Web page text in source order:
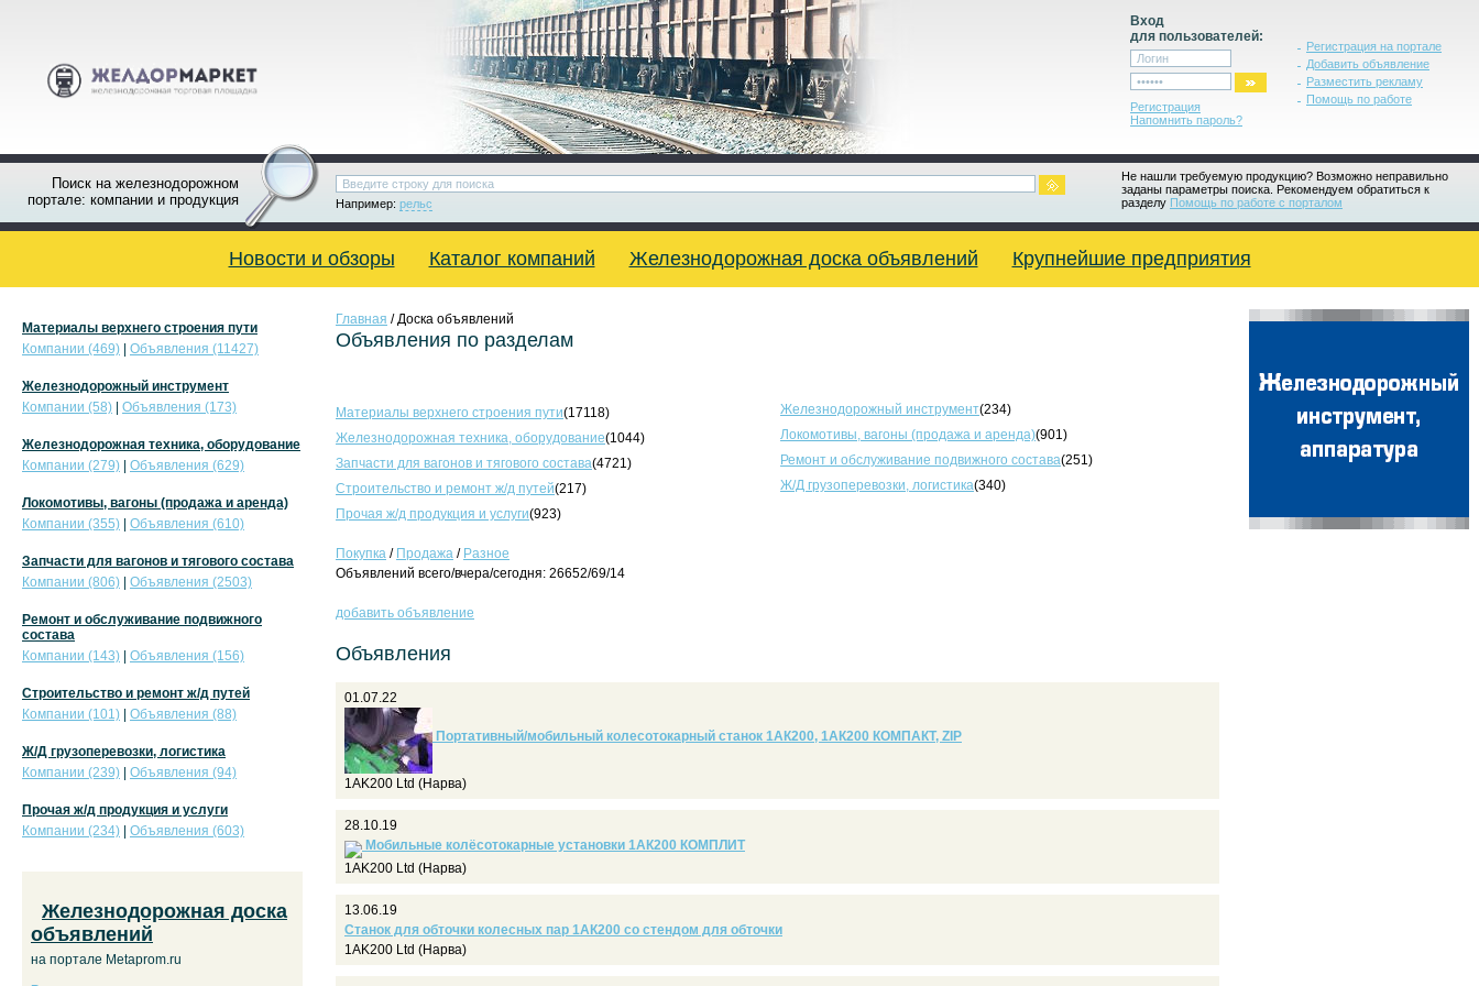
Вход
для пользователей:
Регистрация
Напомнить пароль?
Регистрация на портале
Добавить объявление
Разместить рекламу
Помощь по работе
Поиск на железнодорожном
портале: компании и продукция
Не нашли требуемую продукцию? Возможно неправильно
заданы параметры поиска. Рекомендуем обратиться к
разделу Помощь по работе с порталом
Например: рельс
Новости и обзоры Каталог компаний Железнодорожная доска объявлений Крупнейшие предприятия
Главная / Доска объявлений
Объявления по разделам
Материалы верхнего строения пути(17118) Железнодорожный инструмент(234)
Железнодорожная техника, оборудование(1044) Локомотивы, вагоны (продажа и аренда)(901)
Запчасти для вагонов и тягового состава(4721) Ремонт и обслуживание подвижного состава(251)
Строительство и ремонт ж/д путей(217) Ж/Д грузоперевозки, логистика(340)
Прочая ж/д продукция и услуги(923)
Покупка / Продажа / Разное
Объявлений всего/вчера/сегодня: 26652/69/14
добавить объявление
Объявления
01.07.22
Портативный/мобильный колесотокарный станок 1АК200, 1АК200 КОМПАКТ, ZIP
1AK200 Ltd (Нарва)
28.10.19
Мобильные колёсотокарные установки 1АК200 КОМПЛИТ
1AK200 Ltd (Нарва)
13.06.19
Станок для обточки колесных пар 1АК200 со стендом для обточки
1AK200 Ltd (Нарва)
Материалы верхнего строения пути
Компании (469)
Объявления (11427)
Железнодорожный инструмент
Компании (58)
Объявления (173)
Железнодорожная техника, оборудование
Компании (279)
Объявления (629)
Локомотивы, вагоны (продажа и аренда)
Компании (355)
Объявления (610)
Запчасти для вагонов и тягового состава
Компании (806)
Объявления (2503)
Ремонт и обслуживание подвижного
состава
Компании (143)
Объявления (156)
Строительство и ремонт ж/д путей
Компании (101)
Объявления (88)
Ж/Д грузоперевозки, логистика
Компании (239)
Объявления (94)
Прочая ж/д продукция и услуги
Компании (234)
Объявления (603)
Железнодорожная доска
объявлений
на портале Metaprom.ru